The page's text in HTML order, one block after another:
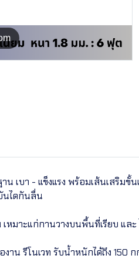
น เบา - แข็งแรง พร้อมเส้นเสริม
นไดกันลื่น
าะแก่กานวางบนพื้นที่เรียบ แล
าน รีโนเวท รับน้ำหนักได้ถึง 150 ก